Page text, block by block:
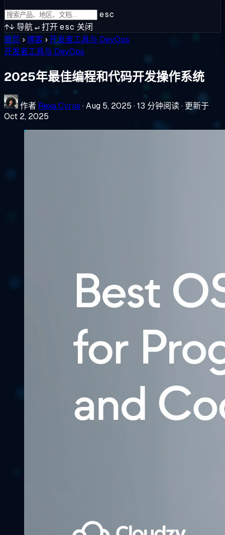
esc
↑↓ 导航↵打开esc 关闭
首页 ›博客 ›开发者工具与 DevOps
开发者工具与 DevOps
2025年最佳编程和代码开发操作系统
作者 Rexa Cyrus ·Aug 5, 2025 ·13 分钟阅读· 更新于
Oct 2, 2025